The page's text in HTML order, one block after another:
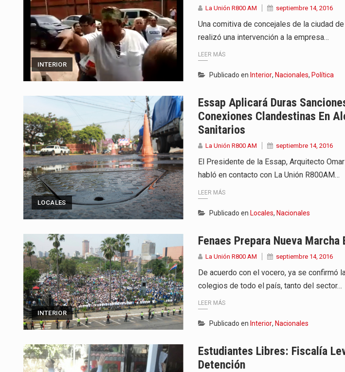
INTERIOR
La Unión R800 AM septiembre 14, 2016
Una comitiva de concejales de la ciudad
realizó una intervención a la empresa…
LEER MÁS
Publicado en Interior, Nacionales, Política
LOCALES
Essap Aplicará Duras
Conexiones Clandestinas En
Sanitarios
La Unión R800 AM septiembre 14, 2016
El Presidente de la Essap, Arquitecto
habló en contacto con La Unión R800AM…
LEER MÁS
Publicado en Locales, Nacionales
INTERIOR
Fenaes Prepara Nueva
La Unión R800 AM septiembre 14, 2016
De acuerdo con el vocero, ya se confirmó
colegios de todo el país, tanto del sector…
LEER MÁS
Publicado en Interior, Nacionales
Estudiantes Libres: Fiscalía
Detención